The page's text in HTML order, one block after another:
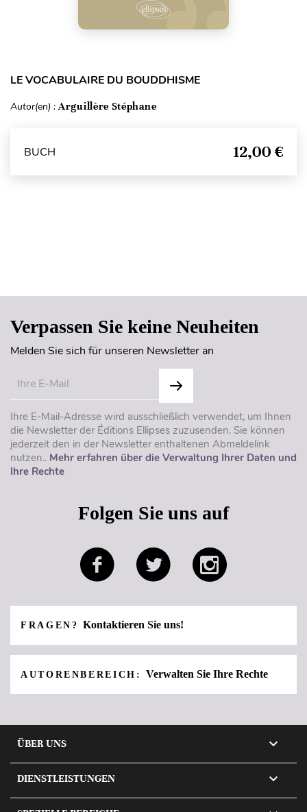
LE VOCABULAIRE DU BOUDDHISME
Autor(en) :Arguillère Stéphane
BUCH 12,00 €
Verpassen Sie keine Neuheiten
Melden Sie sich für unseren Newsletter an
Ihre E-Mail-Adresse wird ausschließlich verwendet, um Ihnen
die Newsletter der Éditions Ellipses zuzusenden. Sie können
jederzeit den in der Newsletter enthaltenen Abmeldelink
nutzen.. Mehr erfahren über die Verwaltung Ihrer Daten und
Ihre Rechte
Folgen Sie uns auf
FRAGEN?Kontaktieren Sie uns!
AUTORENBEREICH: Verwalten Sie Ihre Rechte
ÜBER UNS 
DIENSTLEISTUNGEN 